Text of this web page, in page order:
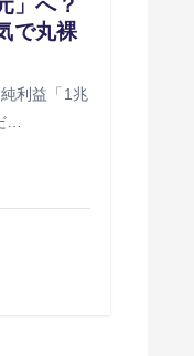
で丸裸
利益「1兆
…